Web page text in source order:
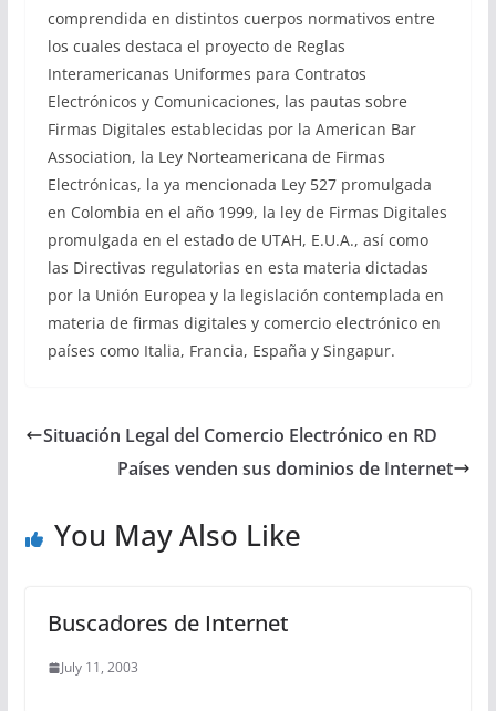
comprendida en distintos cuerpos normativos entre
los cuales destaca el proyecto de Reglas
Interamericanas Uniformes para Contratos
Electrónicos y Comunicaciones, las pautas sobre
Firmas Digitales establecidas por la American Bar
Association, la Ley Norteamericana de Firmas
Electrónicas, la ya mencionada Ley 527 promulgada
en Colombia en el año 1999, la ley de Firmas Digitales
promulgada en el estado de UTAH, E.U.A., así como
las Directivas regulatorias en esta materia dictadas
por la Unión Europea y la legislación contemplada en
materia de firmas digitales y comercio electrónico en
países como Italia, Francia, España y Singapur.
Situación Legal del Comercio Electrónico en RD
Países venden sus dominios de Internet
You May Also Like
Buscadores de Internet
July 11, 2003